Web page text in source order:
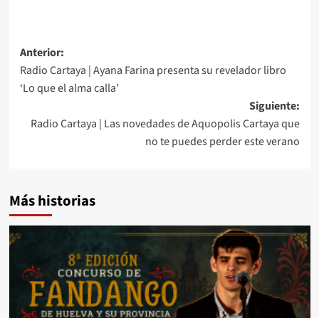
Anterior:
Radio Cartaya | Ayana Farina presenta su revelador libro
‘Lo que el alma calla’
Siguiente:
Radio Cartaya | Las novedades de Aquopolis Cartaya que
no te puedes perder este verano
Más historias